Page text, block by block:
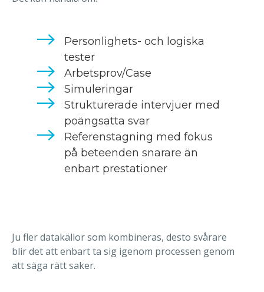
Personlighets- och logiska
tester
Arbetsprov/Case
Simuleringar
Strukturerade intervjuer med
poängsatta svar
Referenstagning med fokus
på beteenden snarare än
enbart prestationer
Ju fler datakällor som kombineras, desto svårare
blir det att enbart ta sig igenom processen genom
att säga rätt saker.